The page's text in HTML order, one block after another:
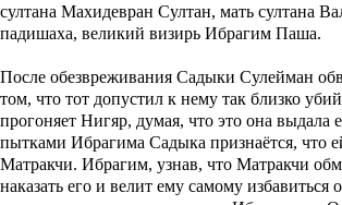
султана Махидевран Султан, мать султана
падишаха, великий визирь Ибрагим Паша.
После обезвреживания Садыки Сулейман
том, что тот допустил к нему так близко
прогоняет Нигяр, думая, что это она выдала
пытками Ибрагима Садыка признаётся, что
Матракчи. Ибрагим, узнав, что Матракчи
наказать его и велит ему самому